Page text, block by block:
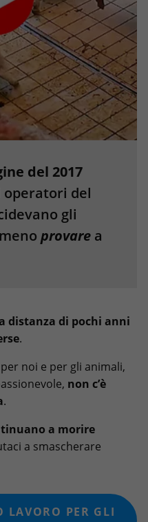
del 2017
operatori del
gli
provare a
distanza di pochi anni
.
noi e per gli animali,
non c’è
.
a morire
a smascherare
LAVORO PER GLI